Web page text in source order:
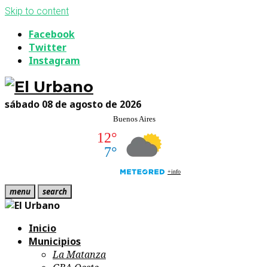
Skip to content
Facebook
Twitter
Instagram
sábado 08 de agosto de 2026
menu search
Inicio
Municipios
La Matanza